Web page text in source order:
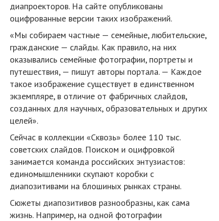
диапроекторов. На сайте опубликованы
оцифрованные версии таких изображений.
«Мы собираем частные — семейные, любительские,
гражданские — слайды. Как правило, на них
оказывались семейные фотографии, портреты и
путешествия, — пишут авторы портала. — Каждое
такое изображение существует в единственном
экземпляре, в отличие от фабричных слайдов,
созданных для научных, образовательных и других
целей».
Сейчас в коллекции «Сквозь» более 110 тыс.
советских слайдов. Поиском и оцифровкой
занимается команда российских энтузиастов:
единомышленники скупают коробки с
диапозитивами на блошиных рынках страны.
Сюжеты диапозитивов разнообразны, как сама
жизнь. Например, на одной фотографии